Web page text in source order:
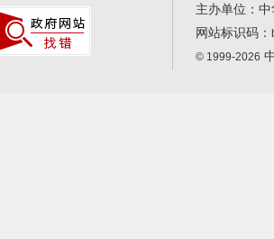
主办单位：
网站标识码：
© 1999-2026